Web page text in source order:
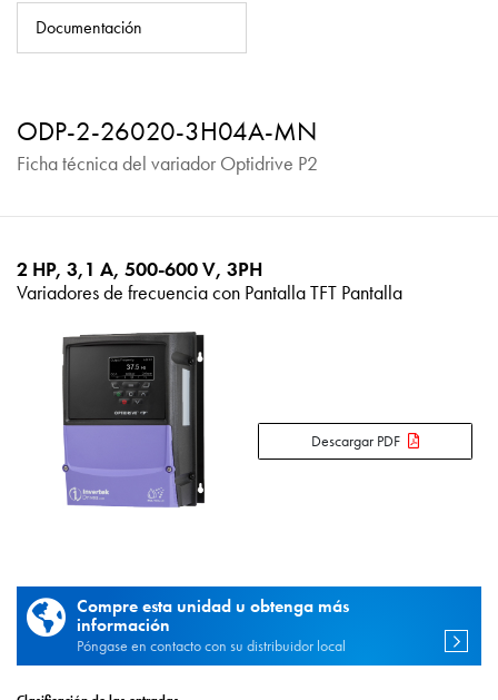
Documentación
ODP-2-26020-3H04A-MN
Ficha técnica del variador Optidrive P2
2 HP, 3,1 A, 500-600 V, 3PH
Variadores de frecuencia con Pantalla TFT Pantalla
Descargar PDF
Compre esta unidad u obtenga más
información
Póngase en contacto con su distribuidor local